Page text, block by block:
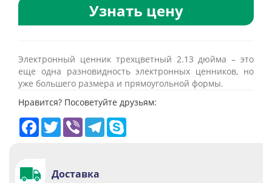
Узнать цену
Электронный ценник трехцветный 2.13 дюйма – это
еще одна разновидность электронных ценников, но
уже большего размера и прямоугольной формы.
Нравится? Посоветуйте друзьям:
Facebook
TwitterViber Telegram
Доставка